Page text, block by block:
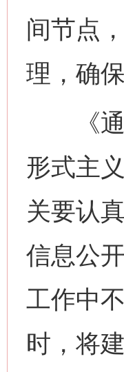
间节点
理，确
《通
形式主
关要认
信息公
工作中
时，将